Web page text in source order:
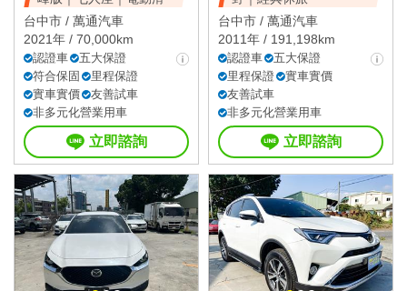
台中市 / 萬通汽車
2021年 / 70,000km
認證車
五大保證
符合保固
里程保證
實車實價
友善試車
非多元化營業用車
立即諮詢
台中市 / 萬通汽車
2011年 / 191,198km
認證車
五大保證
里程保證
實車實價
友善試車
非多元化營業用車
立即諮詢